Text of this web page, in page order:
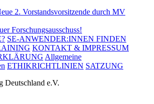
2. Vorstandsvorsitzende durch MV
Forschungsausschuss!
SE-ANWENDER:INNEN FINDEN
KONTAKT & IMPRESSUM
Allgemeine
ETHIKRICHTLINIEN SATZUNG
Deutschland e.V.